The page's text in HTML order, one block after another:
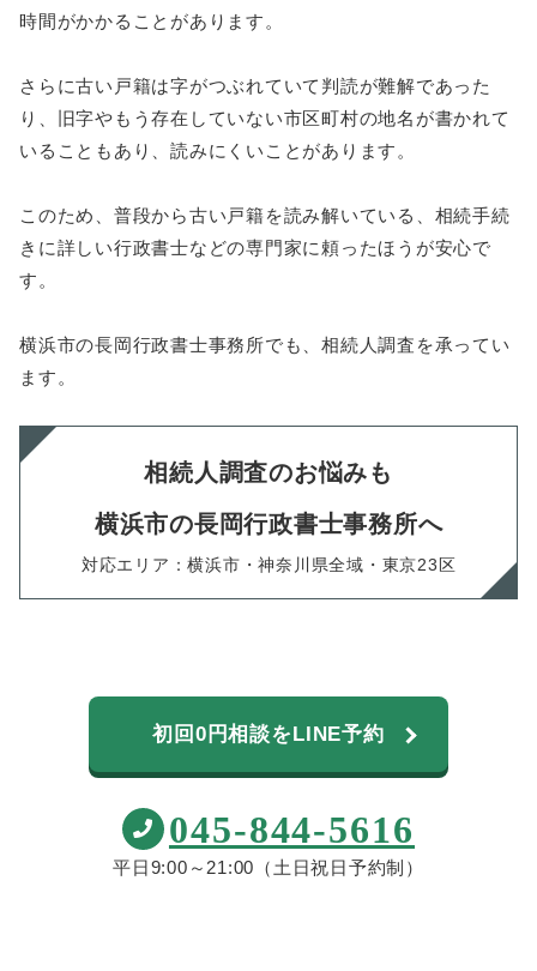
時間がかかることがあります。
さらに古い戸籍は字がつぶれていて判読が難解であった
り、旧字やもう存在していない市区町村の地名が書かれて
いることもあり、読みにくいことがあります。
このため、普段から古い戸籍を読み解いている、相続手続
きに詳しい行政書士などの専門家に頼ったほうが安心で
す。
横浜市の長岡行政書士事務所でも、相続人調査を承ってい
ます。
相続人調査のお悩みも
横浜市の長岡行政書士事務所へ
対応エリア：横浜市・神奈川県全域・東京23区
初回0円相談をLINE予約
045-844-5616
平日9:00～21:00（土日祝日予約制）